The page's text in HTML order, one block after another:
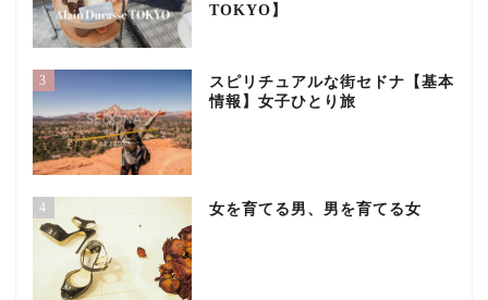
TOKYO】
3
スピリチュアルな街セドナ【基本
情報】女子ひとり旅
4 女を育てる男、男を育てる女